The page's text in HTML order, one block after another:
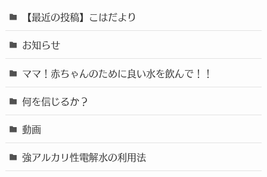
【最近の投稿】こはだより
お知らせ
ママ！赤ちゃんのために良い水を飲んで！！
何を信じるか？
動画
強アルカリ性電解水の利用法